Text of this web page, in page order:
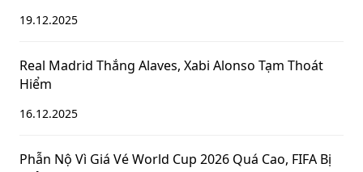
19.12.2025
Real Madrid Thắng Alaves, Xabi Alonso Tạm Thoát
Hiểm
16.12.2025
Phẫn Nộ Vì Giá Vé World Cup 2026 Quá Cao, FIFA Bị